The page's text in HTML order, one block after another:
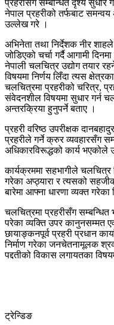
प्रहरीसँग सम्बन्धित दृश्य सुधार
नेपाल प्रहरीको तर्फबाट
उल्लेख गरे ।
अभिनेता तथा निर्देशक नीर
जोडिएको चर्चा गर्दै आगामी
नेपाली चलचित्र उद्योग तयार
विषयमा निर्णय लिँदा त्यस
चलचित्रमा प्रहरीको चरित्र,
संवेदनशील विषयमा सुधार गर्न
अन्तरक्रिया हुनुपर्ने बताए ।
प्रहरी वरिष्ठ उपरीक्षक
प्रहरीले गर्ने क्रुर व्यवहारसँग
अधिकारविरूद्धको कार्य भएकोले
कार्यक्रममा सहभागीले चलचित्र
गरेका अप्ठ्यारा र त्यसको
बारेमा आफ्ना धारणा व्यक्त गरेका
चलचित्रमा प्रहरीसँग
परेका व्यक्ति उपर कानुनसम्मत
छायाङ्कनपूर्व प्रहरी प्रधान
निर्माण गरेका जनचेतनामूलक
पद्दतीको विकास लगायतका
ट्रेन्डिङ